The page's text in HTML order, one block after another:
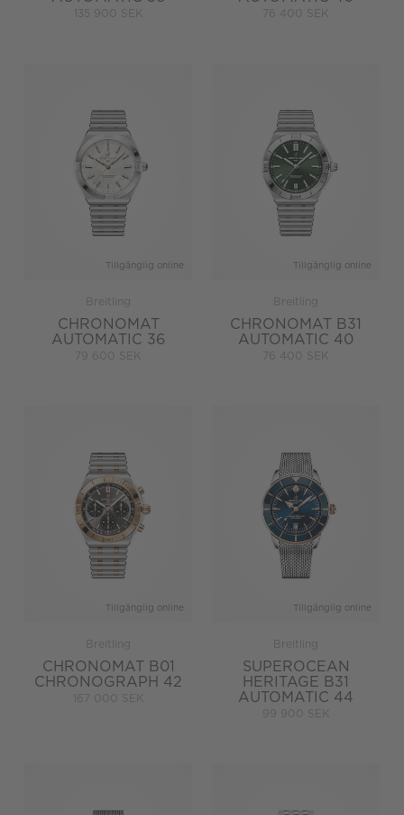
135 900 SEK 76 400 SEK
Tillgänglig online
Breitling
CHRONOMAT
AUTOMATIC 36
79 600 SEK
Tillgänglig online
Breitling
CHRONOMAT B31
AUTOMATIC 40
76 400 SEK
Tillgänglig online
Breitling
CHRONOMAT B01
CHRONOGRAPH 42
167 000 SEK
Tillgänglig online
Breitling
SUPEROCEAN
HERITAGE B31
AUTOMATIC 44
99 900 SEK